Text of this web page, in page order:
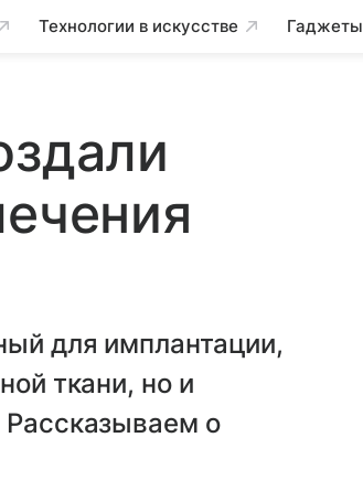
Технологии в искусстве Гаджеты
для имплантации,
ткани, но и
Рассказываем о